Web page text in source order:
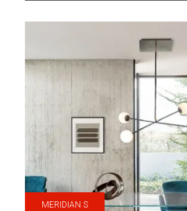
MERIDIAN S